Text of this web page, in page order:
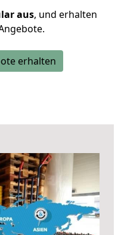
aus, und erhalten
erhalten